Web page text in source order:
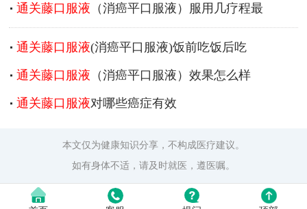
通关藤口服液 （消癌平口服液）服用几疗程最
通关藤口服液(消癌平口服液)饭前吃饭后吃
通关藤口服液 （消癌平口服液）效果怎么样
通关藤口服液对哪些癌症有效
本文仅为健康知识分享，不构成医疗建议。
如有身体不适，请及时就医，遵医嘱。